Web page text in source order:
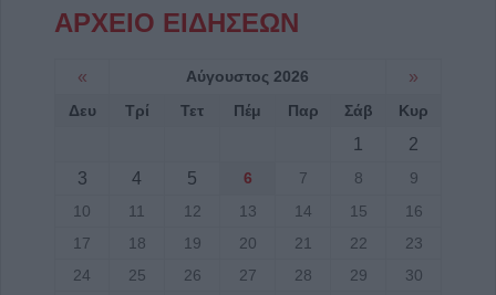
ΑΡΧΕΙΟ ΕΙΔΗΣΕΩΝ
« Αύγουστος 2026 »
Δευ Τρί Τετ Πέμ Παρ Σάβ Κυρ
1
2
3
4 5 6 7 8
9
10
11 12 13 14 15
16
17
18 19 20 21 22
23
24
25 26 27 28 29
30